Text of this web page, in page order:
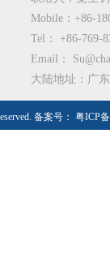
Mobile：+86-
Tel： +86-769-
Email：
大陆地址：广
备案号： 粤ICP